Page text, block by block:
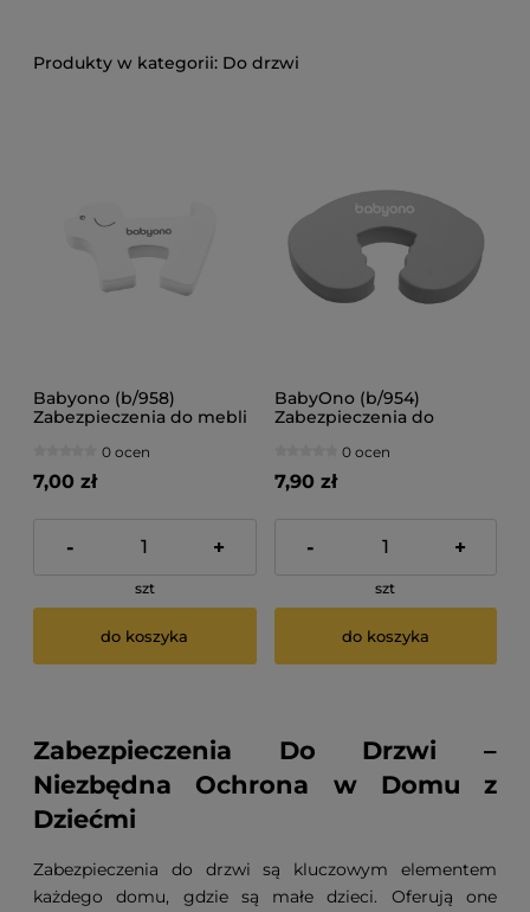
Do drzwi
Babyono (b/958)
Zabezpieczenia do mebli
zwierzątka0 ocen
7,00 zł
- +
szt
do koszyka
BabyOno (b/954)
Zabezpieczenia do
0 ocen
7,90 zł
- +
szt
do koszyka
Zabezpieczenia Do Drzwi –
Niezbędna Ochrona w Domu z
Dziećmi
Zabezpieczenia do drzwi są kluczowym elementem
każdego domu, gdzie są małe dzieci. Oferują one